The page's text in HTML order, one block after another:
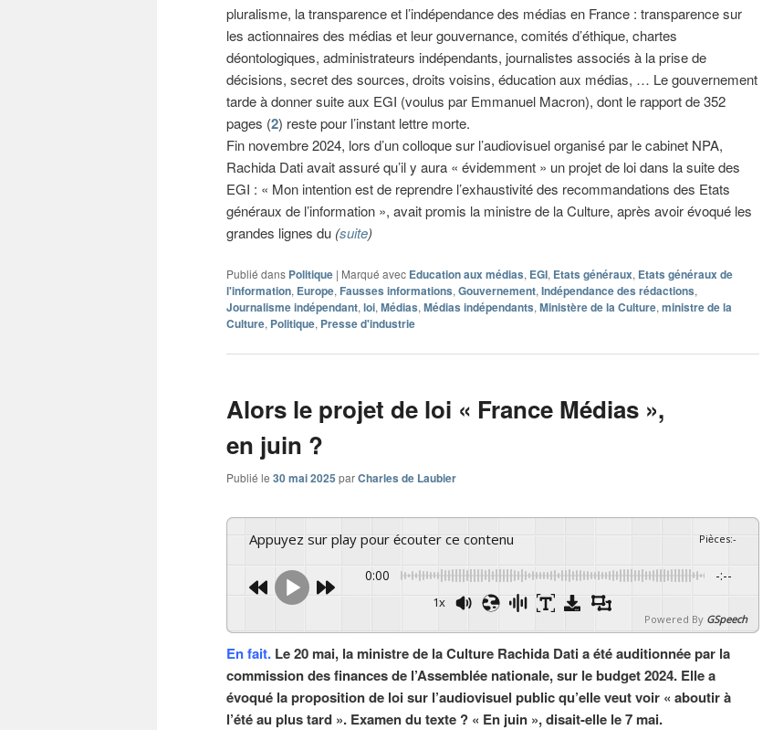
pluralisme, la transparence et l’indépendance des médias en France : transparence sur
les actionnaires des médias et leur gouvernance, comités d’éthique, chartes
déontologiques, administrateurs indépendants, journalistes associés à la prise de
décisions, secret des sources, droits voisins, éducation aux médias, … Le gouvernement
tarde à donner suite aux EGI (voulus par Emmanuel Macron), dont le rapport de 352
pages (2) reste pour l’instant lettre morte.
Fin novembre 2024, lors d’un colloque sur l’audiovisuel organisé par le cabinet NPA,
Rachida Dati avait assuré qu’il y aura « évidemment » un projet de loi dans la suite des
EGI : « Mon intention est de reprendre l’exhaustivité des recommandations des Etats
généraux de l’information », avait promis la ministre de la Culture, après avoir évoqué les
grandes lignes du (suite)
Publié dans Politique | Marqué avec Education aux médias, EGI, Etats généraux, Etats généraux de
l'information, Europe, Fausses informations, Gouvernement, Indépendance des rédactions,
Journalisme indépendant, loi, Médias, Médias indépendants, Ministère de la Culture, ministre de la
Culture, Politique, Presse d'industrie
Alors le projet de loi « France Médias »,
en juin ?
Publié le 30 mai 2025 parCharles de Laubier
Appuyez sur play pour écouter ce contenu Pièces:-
0:00 -:--
1x
Powered By GSpeech
En fait. Le 20 mai, la ministre de la Culture Rachida Dati a été auditionnée par la
commission des finances de l’Assemblée nationale, sur le budget 2024. Elle a
évoqué la proposition de loi sur l’audiovisuel public qu’elle veut voir « aboutir à
l’été au plus tard ». Examen du texte ? « En juin », disait-elle le 7 mai.